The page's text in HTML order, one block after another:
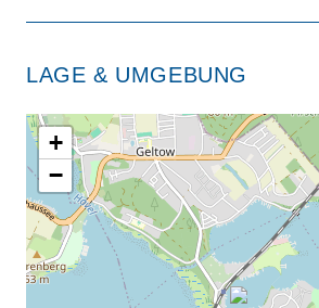
LAGE & UMGEBUNG
+
−